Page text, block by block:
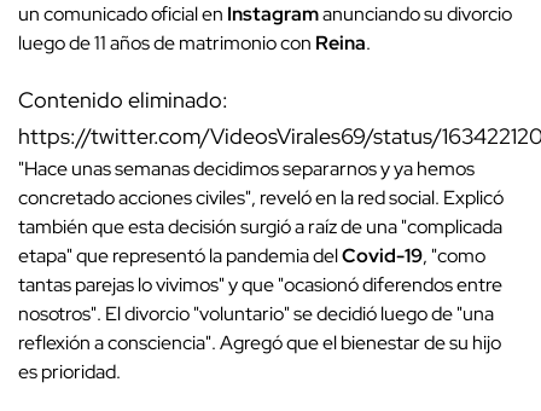
un comunicado oficial en Instagramanunciando su divorcio
luego de 11 años de matrimonio con Reina.
Contenido eliminado:
https://twitter.com/VideosVirales69/status/
"Hace unas semanas decidimos separarnos y ya hemos
concretado acciones civiles", reveló en la red social. Explicó
también que esta decisión surgió a raíz de una "complicada
etapa" que representó la pandemia delCovid-19, "como
tantas parejas lo vivimos" y que "ocasionó diferendos entre
nosotros". El divorcio "voluntario" se decidió luego de "una
reflexión a consciencia". Agregó que el bienestar de su hijo
es prioridad.